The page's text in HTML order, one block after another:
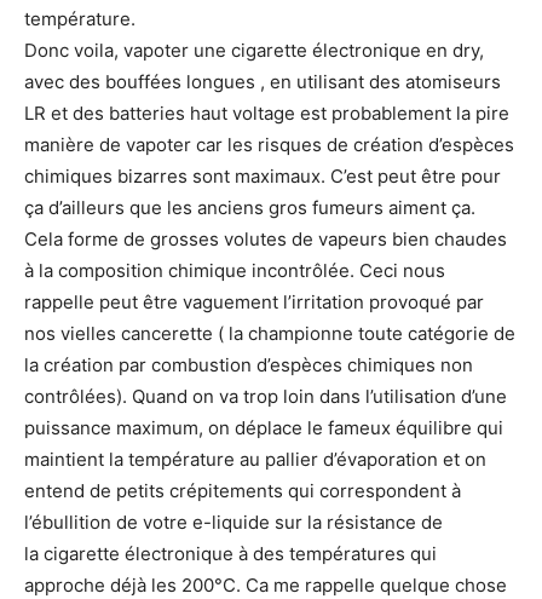
température.
Donc voila, vapoter une cigarette électronique en dry,
avec des bouffées longues , en utilisant des atomiseurs
LR et des batteries haut voltage est probablement la pire
manière de vapoter car les risques de création d’espèces
chimiques bizarres sont maximaux. C’est peut être pour
ça d’ailleurs que les anciens gros fumeurs aiment ça.
Cela forme de grosses volutes de vapeurs bien chaudes
à la composition chimique incontrôlée. Ceci nous
rappelle peut être vaguement l’irritation provoqué par
nos vielles cancerette ( la championne toute catégorie de
la création par combustion d’espèces chimiques non
contrôlées). Quand on va trop loin dans l’utilisation d’une
puissance maximum, on déplace le fameux équilibre qui
maintient la température au pallier d’évaporation et on
entend de petits crépitements qui correspondent à
l’ébullition de votre e-liquide sur la résistance de
la cigarette électronique à des températures qui
approche déjà les 200°C. Ca me rappelle quelque chose